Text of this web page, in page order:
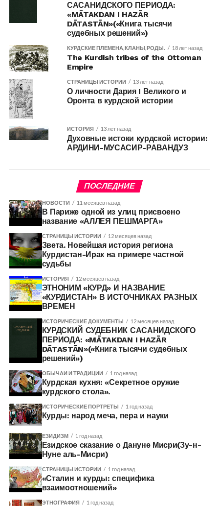
САСАНИДСКОГО ПЕРИОДА:
«MĀTAKDAN I HAZĀR
DĀTASTĀN»(«Книга тысячи
судебных решений»)
КУРДСКИЕ ПЛЕМЕНА,КЛАНЫ,РОДЫ. 18 лет назад
The Kurdish tribes of the Ottoman
Empire
СТРАНИЦЫ ИСТОРИИ 13 лет назад
О личности Дария I Великого и
Оронта в курдской истории
ИСТОРИЯ 13 лет назад
Духовные истоки курдской истории:
АРДИНИ-МУСАСИР-РАВАНДУЗ
ПОСЛЕДНИЕ
НОВОСТИ 11 месяцев назад
В Париже одной из улиц присвоено
название «АЛЛЕЯ ПЕШМАРГА»
СТРАНИЦЫ ИСТОРИИ 12 месяцев назад
Звета. Новейшая история региона
Курдистан-Ирак на примере частной
судьбы
ИСТОРИЯ 12 месяцев назад
ЭТНОНИМ «КУРД» И НАЗВАНИЕ
«КУРДИСТАН» В ИСТОЧНИКАХ РАЗНЫХ
ВРЕМЕН
ИСТОРИЧЕСКИЕ ДОКУМЕНТЫ 12 месяцев назад
КУРДСКИЙ СУДЕБНИК САСАНИДСКОГО
ПЕРИОДА: «MĀTAKDAN I HAZĀR
DĀTASTĀN»(«Книга тысячи судебных
решений»)
ОБЫЧАИ И ТРАДИЦИИ 1 год назад
Курдская кухня: «Секретное оружие
курдского стола».
ИСТОРИЧЕСКИЕ ПОРТРЕТЫ 1 год назад
Курды: народ меча, пера и науки
ЕЗИДИЗМ 1 год назад
Езидское сказание о Дануне Мисри(Зу-н-
Нуне аль-Мисри)
СТРАНИЦЫ ИСТОРИИ 1 год назад
«Сталин и курды: специфика
взаимоотношений»
ЭТНОГРАФИЯ 1 год назад